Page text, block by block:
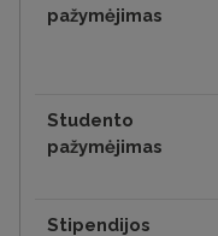
pažymėjimas
Studento
pažymėjimas
Stipendijos